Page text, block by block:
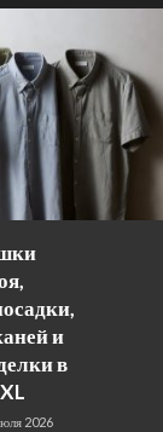
и
в
2026